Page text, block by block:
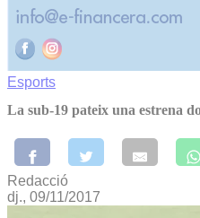
Esports
La sub-19 pateix una estrena
Redacció
dj., 09/11/2017